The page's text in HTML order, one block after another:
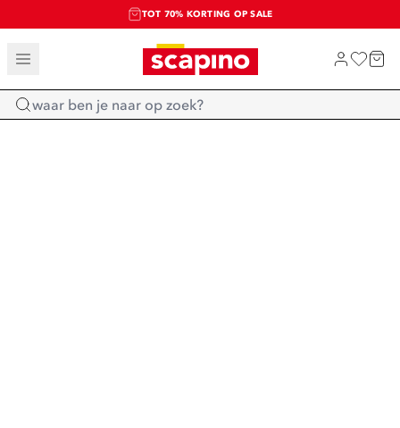
TOT 70% KORTING OP SALE
SALE: LAATSTE KANS!
SHOP NIEUW
Home